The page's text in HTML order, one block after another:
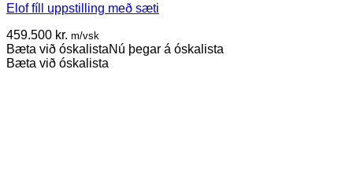
Elof fíll uppstilling með sæti
459.500 kr. m/vsk
Bæta við óskalistaNú þegar á óskalista
Bæta við óskalista